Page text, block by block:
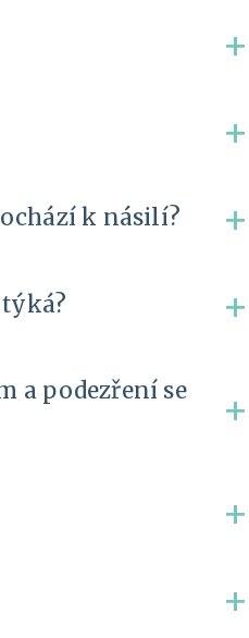
+
+
k násilí? +
+
a podezření se +
+
+